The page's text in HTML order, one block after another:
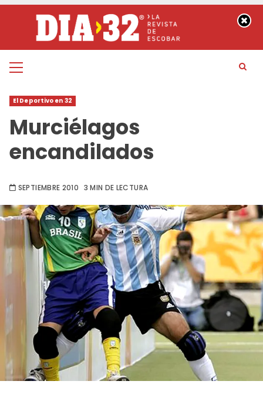
contenido
Menú
El Deportivo en 32
Murciélagos
encandilados
SEPTIEMBRE 2010 3 MIN DE LECTURA